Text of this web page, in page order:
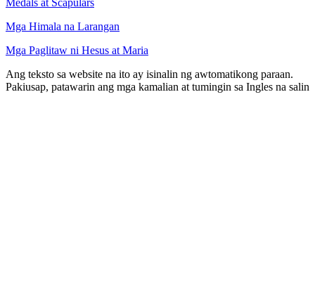
Mga Himala na Larangan
Mga Paglitaw ni Hesus at Maria
Ang teksto sa website na ito ay isinalin ng awtomatikong paraan.
Pakiusap, patawarin ang mga kamalian at tumingin sa Ingles na salin